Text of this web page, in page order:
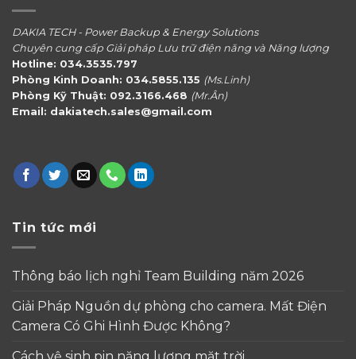
DAKIA TECH - Power Backup & Energy Solutions
Chuyên cung cấp Giải pháp Lưu trữ điện năng và Năng lượng
Hotline: 034.3535.797
Phòng Kinh Doanh: 034.5855.135 (Ms.Linh)
Phòng Kỹ Thuật: 092.3166.468 (Mr.Ân)
Email: dakiatech.sales@gmail.com
Tin tức mới
Thông báo lịch nghỉ Team Building năm 2026
Giải Pháp Nguồn dự phòng cho camera. Mất Điện
Camera Có Ghi Hình Được Không?